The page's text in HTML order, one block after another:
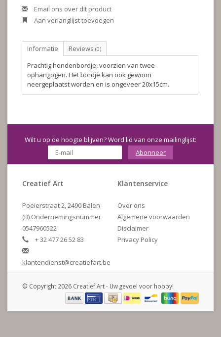
Email ons over dit product
Aan verlanglijst toevoegen
Informatie Reviews (0)
Prachtig hondenbordje, voorzien van twee
ophangogen. Het bordje kan ook gewoon
neergeplaatst worden en is ongeveer 20x15cm.
Wilt u op de hoogte blijven? Word lid van onze mailinglijst:
Abonneer
Creatief Art
Poeierstraat 2, 2490 Balen
(B) Ondernemingsnummer
0547960522
+ 32 477 26 52 83
klantendienst@creatiefart.be
Klantenservice
Over ons
Algemene voorwaarden
Disclaimer
Privacy Policy
© Copyright 2026 Creatief Art - Uw gevoel voor hobby!